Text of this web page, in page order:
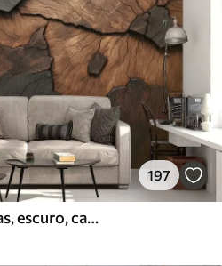
197
madeira, textura, fendas, escuro, casca, superfície